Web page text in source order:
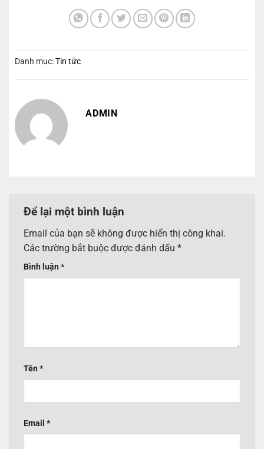
Danh mục:Tin tức
ADMIN
Để lại một bình luận
Email của bạn sẽ không được hiển thị công khai.
Các trường bắt buộc được đánh dấu *
Bình luận *
Tên *
Email *